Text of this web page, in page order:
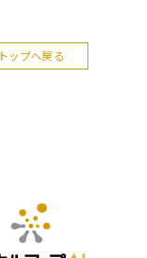
トップへ戻る